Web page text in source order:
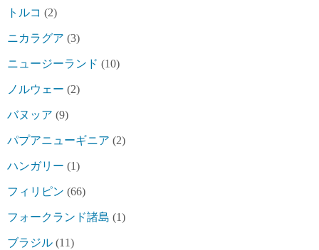
トルコ (2)
ニカラグア (3)
ニュージーランド (10)
ノルウェー (2)
バヌッア (9)
パプアニューギニア (2)
ハンガリー (1)
フィリピン (66)
フォークランド諸島 (1)
ブラジル (11)